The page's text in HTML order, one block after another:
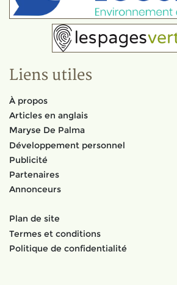
Liens utiles
À propos
Articles en anglais
Maryse De Palma
Développement personnel
Publicité
Partenaires
Annonceurs
Plan de site
Termes et conditions
Politique de confidentialité